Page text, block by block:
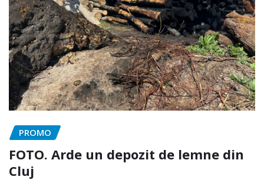
PROMO
FOTO. Arde un depozit de lemne din
Cluj